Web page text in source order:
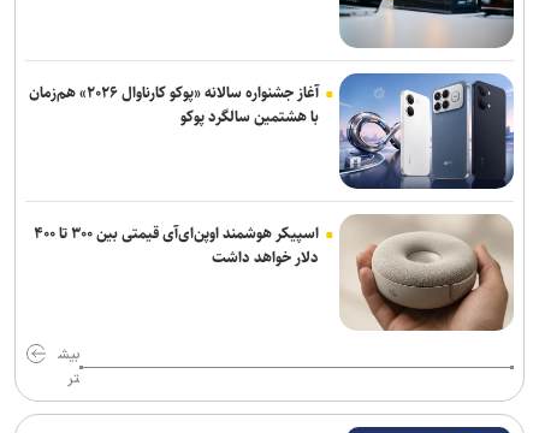
آغاز جشنواره سالانه «پوکو کارناوال ۲۰۲۶» هم‌زمان
با هشتمین سالگرد پوکو
اسپیکر هوشمند اوپن‌ای‌آی قیمتی بین ۳۰۰ تا ۴۰۰
دلار خواهد داشت
بیش
تر